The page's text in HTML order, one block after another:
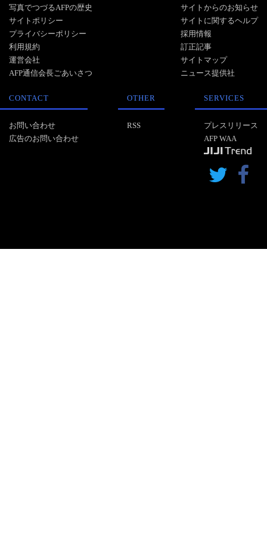
写真でつづるAFPの歴史
サイトポリシー
プライバシーポリシー
利用規約
運営会社
AFP通信会長ごあいさつ
サイトからのお知らせ
サイトに関するヘルプ
採用情報
訂正記事
サイトマップ
ニュース提供社
CONTACT
お問い合わせ
広告のお問い合わせ
OTHER
RSS
SERVICES
プレスリリース
AFP WAA